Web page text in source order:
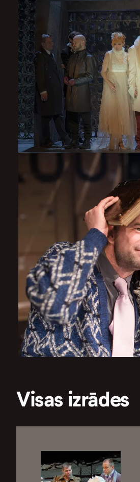
Visas izrādes